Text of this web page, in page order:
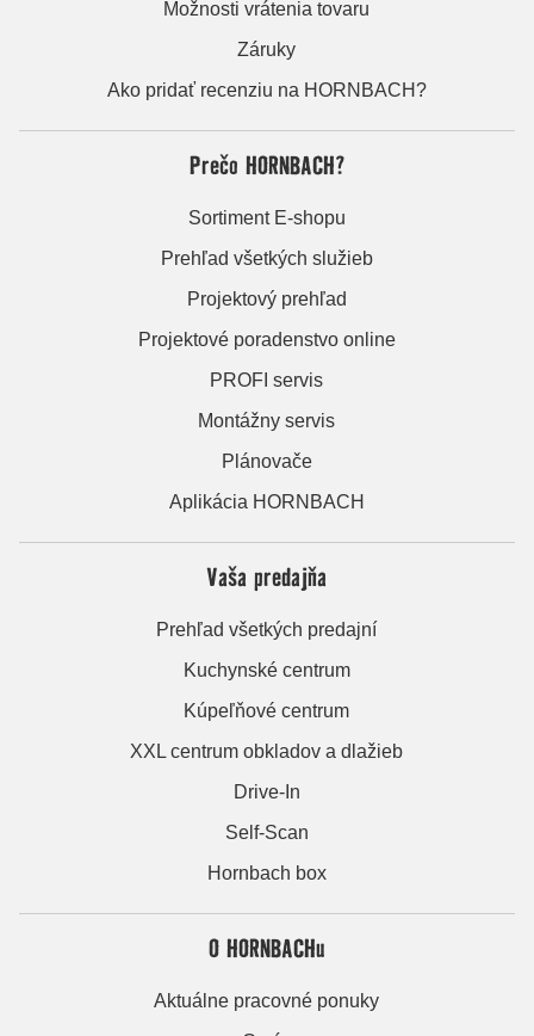
Možnosti vrátenia tovaru
Záruky
Ako pridať recenziu na HORNBACH?
Prečo HORNBACH?
Sortiment E-shopu
Prehľad všetkých služieb
Projektový prehľad
Projektové poradenstvo online
PROFI servis
Montážny servis
Plánovače
Aplikácia HORNBACH
Vaša predajňa
Prehľad všetkých predajní
Kuchynské centrum
Kúpeľňové centrum
XXL centrum obkladov a dlažieb
Drive-In
Self-Scan
Hornbach box
O HORNBACHu
Aktuálne pracovné ponuky